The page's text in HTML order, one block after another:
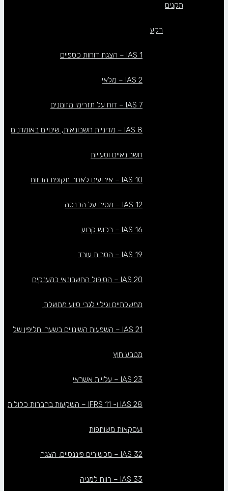
תקנים
רקע
IAS 1 – הצגת דוחות כספיים
IAS 2 – מלאי
IAS 7 – דוח על תזרימי מזומנים
IAS 8 – מדיניות חשבונאית, שינויים באומדנים
חשבונאיים וטעויות
IAS 10 – אירועים לאחר תקופת הדיווח
IAS 12 – מסים על הכנסה
IAS 16 – רכוש קבוע
IAS 19 – הטבות עובד
IAS 20 – הטיפול החשבונאי במענקים
ממשלתיים וגילוי לגבי סיוע ממשלתי
IAS 21 – השפעות השינויים בשערי חליפין של
מטבע חוץ
IAS 23 – עלויות אשראי
IAS 28 ו- IFRS 11 – השקעות בחברות כלולות
ועסקאות משותפות
IAS 32 – מכשירים פיננסיים: הצגה
IAS 33 – רווח למניה